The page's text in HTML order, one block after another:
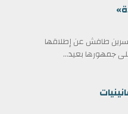
طافش عن إطلاقها
جمهورها بعيد...